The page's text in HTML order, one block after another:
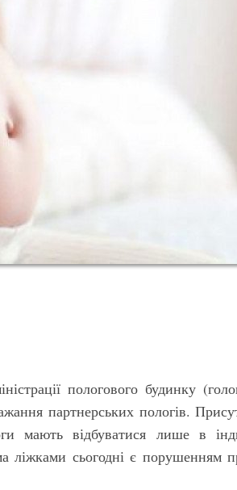
пологового будинку
партнерських пологів.
мають відбуватися лише в
ліжками сьогодні є порушенням